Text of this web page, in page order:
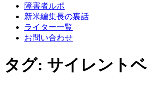
障害者ルポ
新米編集長の裏話
ライター一覧
お問い合わせ
タグ: サイレント